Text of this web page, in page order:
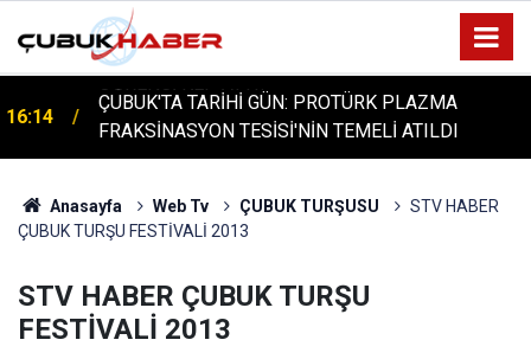
16:14
ÇUBUK'TA TARİHİ GÜN: PROTÜRK PLAZMA
FRAKSİNASYON TESİSİ'NİN TEMELİ ATILDI
Anasayfa Web Tv ÇUBUK TURŞUSU
STV HABER
ÇUBUK TURŞU FESTİVALİ 2013
STV HABER ÇUBUK TURŞU
FESTİVALİ 2013